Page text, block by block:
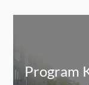
Program